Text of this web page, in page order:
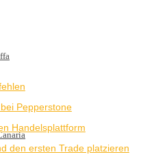
Pepperstone
Handelsplattform
den ersten Trade platzieren